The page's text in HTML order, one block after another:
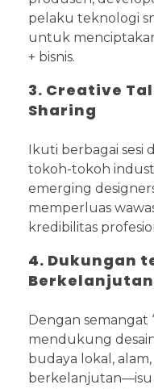
pelaku teknologi
untuk
+ bisnis.
3. Creative
Sharing
Ikuti berbagai sesi
tokoh-tokoh
emerging
memperluas
kredibilitas
4. Dukungan
Berkelanjutan
Dengan semangat
mendukung
budaya lokal,